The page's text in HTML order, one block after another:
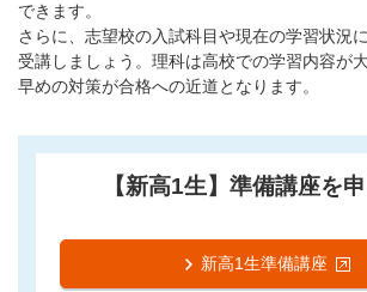
できます。
さらに、志望校の入試科目や現在の学習状況
受講しましょう。理科は高校での学習内容が
早めの対策が合格への近道となります。
【新高1生】準備講座を
新高1生準備講座